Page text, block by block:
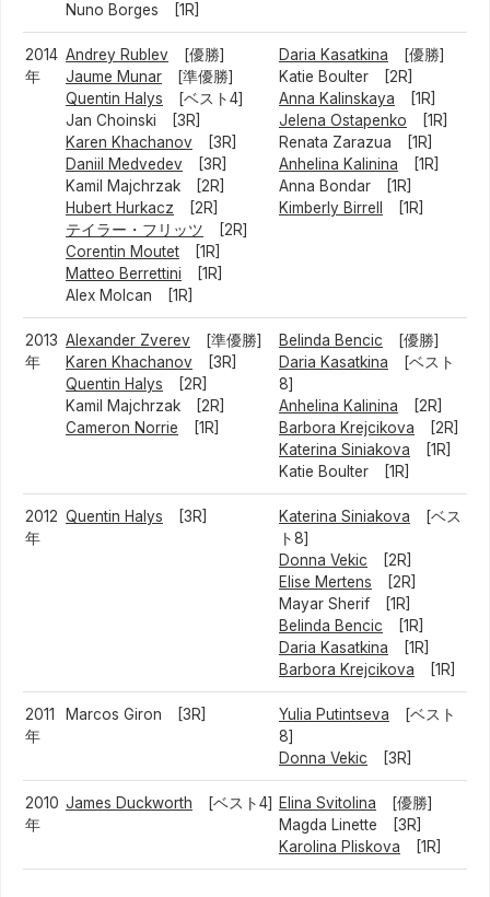
Nuno Borges [1R]
2014
年
Andrey Rublev [優勝]
Jaume Munar [準優勝]
Quentin Halys [ベスト4]
Jan Choinski [3R]
Karen Khachanov [3R]
Daniil Medvedev [3R]
Kamil Majchrzak [2R]
Hubert Hurkacz [2R]
テイラー・フリッツ [2R]
Corentin Moutet [1R]
Matteo Berrettini [1R]
Alex Molcan [1R]
Daria Kasatkina [優勝]
Katie Boulter [2R]
Anna Kalinskaya [1R]
Jelena Ostapenko [1R]
Renata Zarazua [1R]
Anhelina Kalinina [1R]
Anna Bondar [1R]
Kimberly Birrell
[1R]
2013
年
Alexander Zverev [準優勝]
Karen Khachanov [3R]
Quentin Halys [2R]
Kamil Majchrzak [2R]
Cameron Norrie [1R]
Belinda Bencic [優勝]
Daria Kasatkina [ベスト
8]
Anhelina Kalinina [2R]
Barbora Krejcikova [2R]
Katerina Siniakova [1R]
Katie Boulter [1R]
2012
年
Quentin Halys [3R] Katerina Siniakova [ベス
ト8]
Donna Vekic [2R]
Elise Mertens [2R]
Mayar Sherif [1R]
Belinda Bencic [1R]
Daria Kasatkina [1R]
Barbora Krejcikova [1R]
2011
年
Marcos Giron [3R] Yulia Putintseva [ベスト
8]
Donna Vekic [3R]
2010
年
James Duckworth [ベスト4] Elina Svitolina [優勝]
Magda Linette [3R]
Karolina Pliskova [1R]